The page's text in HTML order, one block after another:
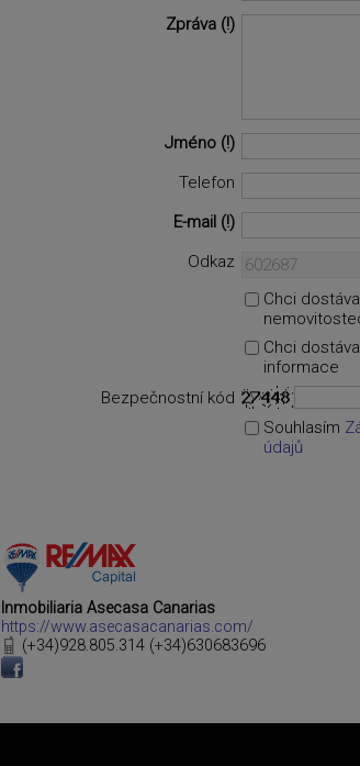
Zpráva
Jméno
Telefon
E-mail
Odkaz
Chci
Chci
informace
Bezpečnostní kód
Souhlasím
údajů
Inmobiliaria Asecasa Canarias
https://www.asecasacanarias.com/
(+34)928.805.314 (+34)630683696